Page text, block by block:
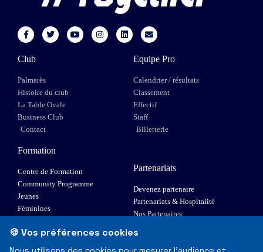
Club
Palmarès
Histoire du club
La Table Ovale
Business Club
Contact
Equipe Pro
Calendrier / résultats
Classement
Effectif
Staff
Billetterie
Formation
Centre de Formation
Community Programme
Jeunes
Féminines
Elite 1
Partenariats
Devenez partenaire
Partenariats & Hospitalité
Nos Partenaires
🍪 Vos préférences cookies